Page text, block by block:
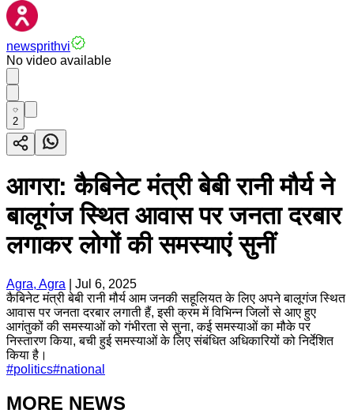
newsprithvi
No video available
2
आगरा: कैबिनेट मंत्री बेबी रानी मौर्य ने
बालूगंज स्थित आवास पर जनता दरबार
लगाकर लोगों की समस्याएं सुनीं
Agra, Agra
Jul 6, 2025
कैबिनेट मंत्री बेबी रानी मौर्य आम जनकी सहूलियत के लिए अपने बालूगंज स्थित
आवास पर जनता दरबार लगाती हैं, इसी क्रम में विभिन्न जिलों से आए हुए
आगंतुकों की समस्याओं को गंभीरता से सुना, कई समस्याओं का मौके पर
निस्तारण किया, बची हुई समस्याओं के लिए संबंधित अधिकारियों को निर्देशित
किया है।
#politics#national
MORE NEWS